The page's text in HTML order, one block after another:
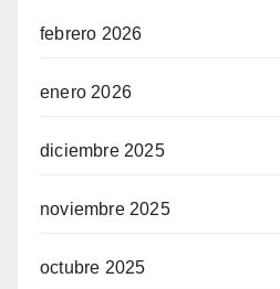
febrero 2026
enero 2026
diciembre 2025
noviembre 2025
octubre 2025